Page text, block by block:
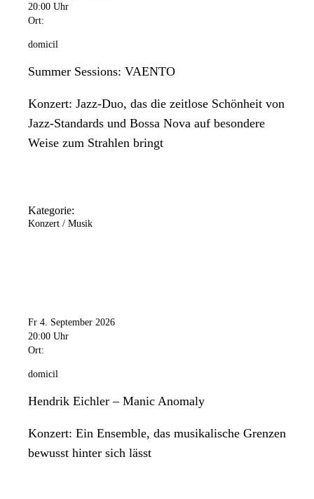
20:00 Uhr
Ort:
domicil
Summer Sessions: VAENTO
Konzert: Jazz-Duo, das die zeitlose Schönheit von
Jazz-Standards und Bossa Nova auf besondere
Weise zum Strahlen bringt
Kategorie:
Konzert / Musik
Fr 4. September 2026
20:00 Uhr
Ort:
domicil
Hendrik Eichler – Manic Anomaly
Konzert: Ein Ensemble, das musikalische Grenzen
bewusst hinter sich lässt